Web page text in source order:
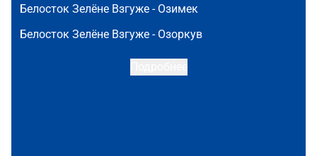
Белосток Зелёне Взгуже - Озимек
Белосток Зелёне Взгуже - Озоркув